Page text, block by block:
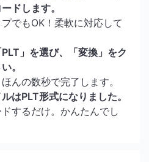
ドします。
でもOK！柔軟に対応して
」を選び、「変換」をク
。
んの数秒で完了します。
はPLT形式になりました。
するだけ。かんたんでし